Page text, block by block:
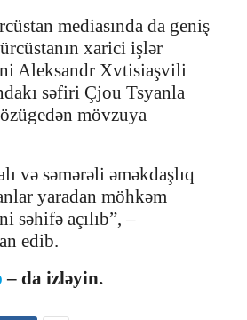
mediasında da geniş
xarici işlər
Aleksandr Xvtisiaşvili
səfiri Çjou Tsyanla
mövzuya
və səmərəli əməkdaşlıq
yaradan möhkəm
səhifə açılıb”, –
edib.
– da izləyin.